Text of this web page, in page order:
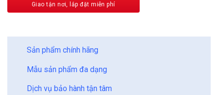
Sản phẩm chính hãng
Mẫu sản phẩm đa dạng
Dịch vụ bảo hành tận tâm